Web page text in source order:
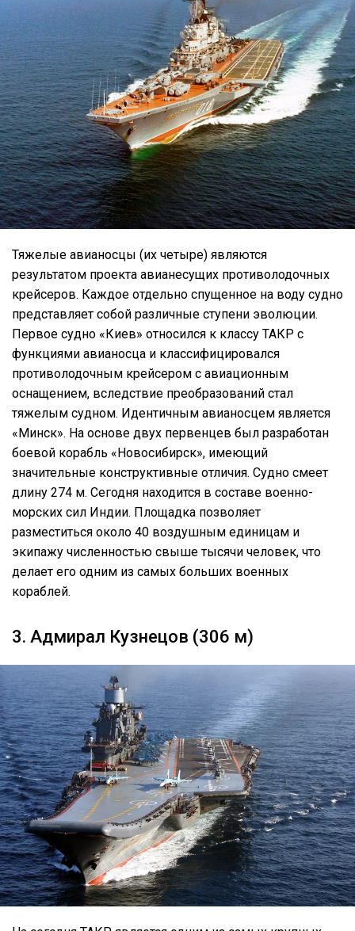
Тяжелые авианосцы (их четыре) являются
результатом проекта авианесущих противолодочных
крейсеров. Каждое отдельно спущенное на воду судно
представляет собой различные ступени эволюции.
Первое судно «Киев» относился к классу ТАКР с
функциями авианосца и классифицировался
противолодочным крейсером с авиационным
оснащением, вследствие преобразований стал
тяжелым судном. Идентичным авианосцем является
«Минск». На основе двух первенцев был разработан
боевой корабль «Новосибирск», имеющий
значительные конструктивные отличия. Судно смеет
длину 274 м. Сегодня находится в составе военно-
морских сил Индии. Площадка позволяет
разместиться около 40 воздушным единицам и
экипажу численностью свыше тысячи человек, что
делает его одним из самых больших военных
кораблей.
3. Адмирал Кузнецов (306 м)